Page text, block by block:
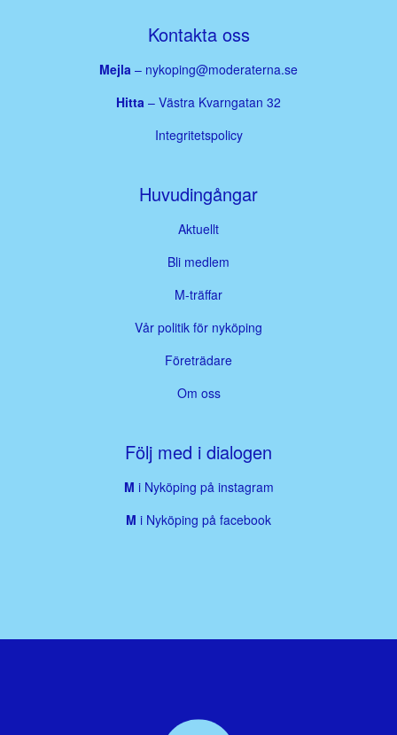
Kontakta oss
Mejla – nykoping@moderaterna.se
Hitta – Västra Kvarngatan 32
Integritetspolicy
Huvudingångar
Aktuellt
Bli medlem
M-träffar
Vår politik för nyköping
Företrädare
Om oss
Följ med i dialogen
M i Nyköping på instagram
M i Nyköping på facebook